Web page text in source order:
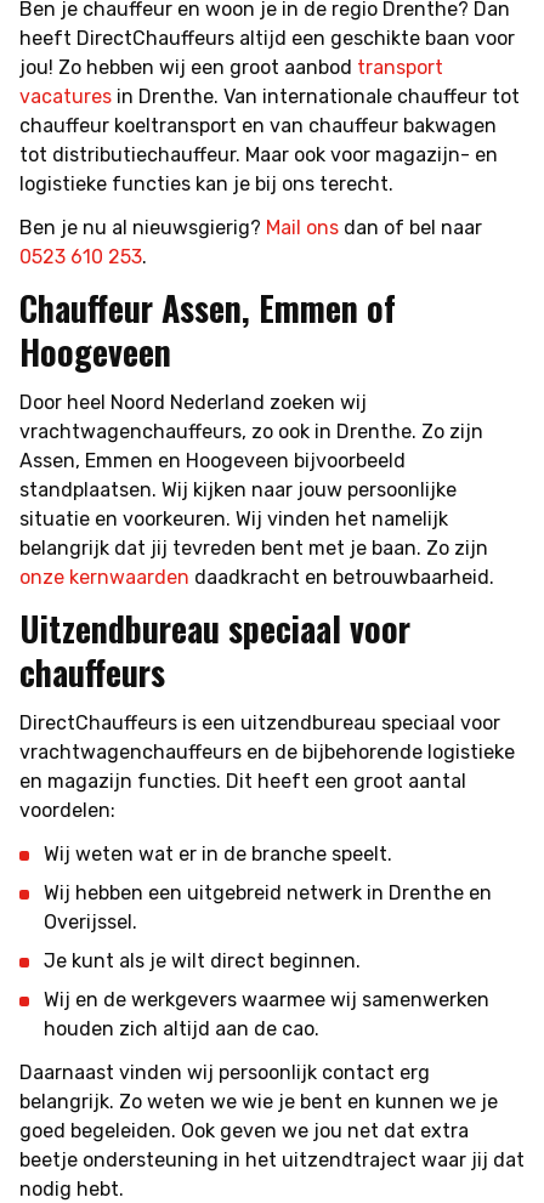
Ben je chauffeur en woon je in de regio Drenthe? Dan
heeft DirectChauffeurs altijd een geschikte baan voor
jou! Zo hebben wij een groot aanbod transport
vacatures in Drenthe. Van internationale chauffeur tot
chauffeur koeltransport en van chauffeur bakwagen
tot distributiechauffeur. Maar ook voor magazijn- en
logistieke functies kan je bij ons terecht.
Ben je nu al nieuwsgierig? Mail ons dan of bel naar
0523 610 253.
Chauffeur Assen, Emmen of
Hoogeveen
Door heel Noord Nederland zoeken wij
vrachtwagenchauffeurs, zo ook in Drenthe. Zo zijn
Assen, Emmen en Hoogeveen bijvoorbeeld
standplaatsen. Wij kijken naar jouw persoonlijke
situatie en voorkeuren. Wij vinden het namelijk
belangrijk dat jij tevreden bent met je baan. Zo zijn
onze kernwaarden daadkracht en betrouwbaarheid.
Uitzendbureau speciaal voor
chauffeurs
DirectChauffeurs is een uitzendbureau speciaal voor
vrachtwagenchauffeurs en de bijbehorende logistieke
en magazijn functies. Dit heeft een groot aantal
voordelen:
Wij weten wat er in de branche speelt.
Wij hebben een uitgebreid netwerk in Drenthe en
Overijssel.
Je kunt als je wilt direct beginnen.
Wij en de werkgevers waarmee wij samenwerken
houden zich altijd aan de cao.
Daarnaast vinden wij persoonlijk contact erg
belangrijk. Zo weten we wie je bent en kunnen we je
goed begeleiden. Ook geven we jou net dat extra
beetje ondersteuning in het uitzendtraject waar jij dat
nodig hebt.